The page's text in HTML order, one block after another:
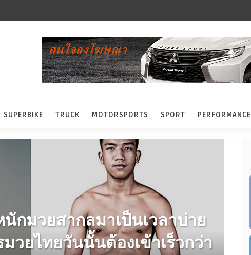
SUPERBIKE TRUCK MOTORSPORTS SPORT PERFORMANCE
กมวยสากลมาเป็นเวลาบ่าย
วยไทยวันนั้นต้องเข้าเร็วกว่า